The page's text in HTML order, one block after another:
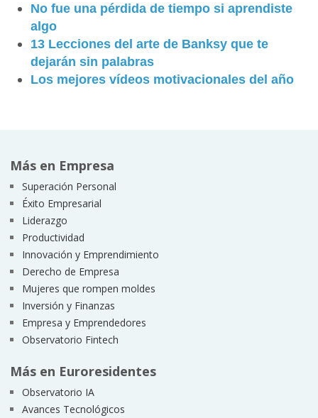
No fue una pérdida de tiempo si aprendiste
algo
13 Lecciones del arte de Banksy que te
dejarán sin palabras
Los mejores vídeos motivacionales del año
Más en Empresa
Superación Personal
Éxito Empresarial
Liderazgo
Productividad
Innovación y Emprendimiento
Derecho de Empresa
Mujeres que rompen moldes
Inversión y Finanzas
Empresa y Emprendedores
Observatorio Fintech
Más en Euroresidentes
Observatorio IA
Avances Tecnológicos